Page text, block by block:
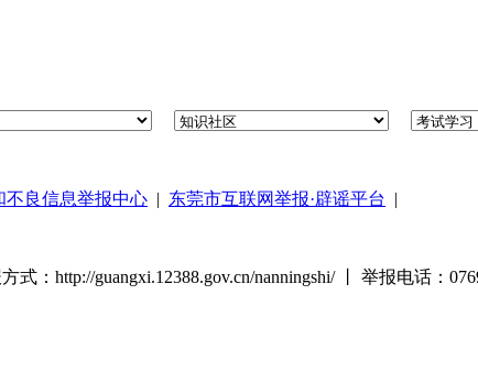
不良信息举报中心 | 东莞市互联网举报·辟谣平台 |
http://guangxi.12388.gov.cn/nanningshi/ 丨 举报电话：